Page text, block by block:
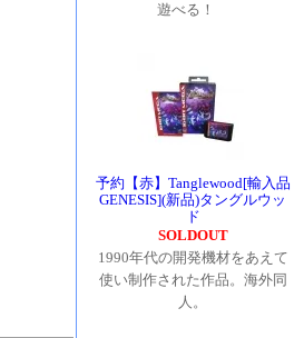
遊べる！
予約【赤】Tanglewood[輸入品
GENESIS](新品)タングルウッ
ド
SOLDOUT
1990年代の開発機材をあえて
使い制作された作品。海外同
人。